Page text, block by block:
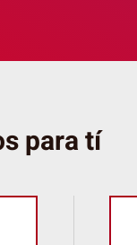
para tí